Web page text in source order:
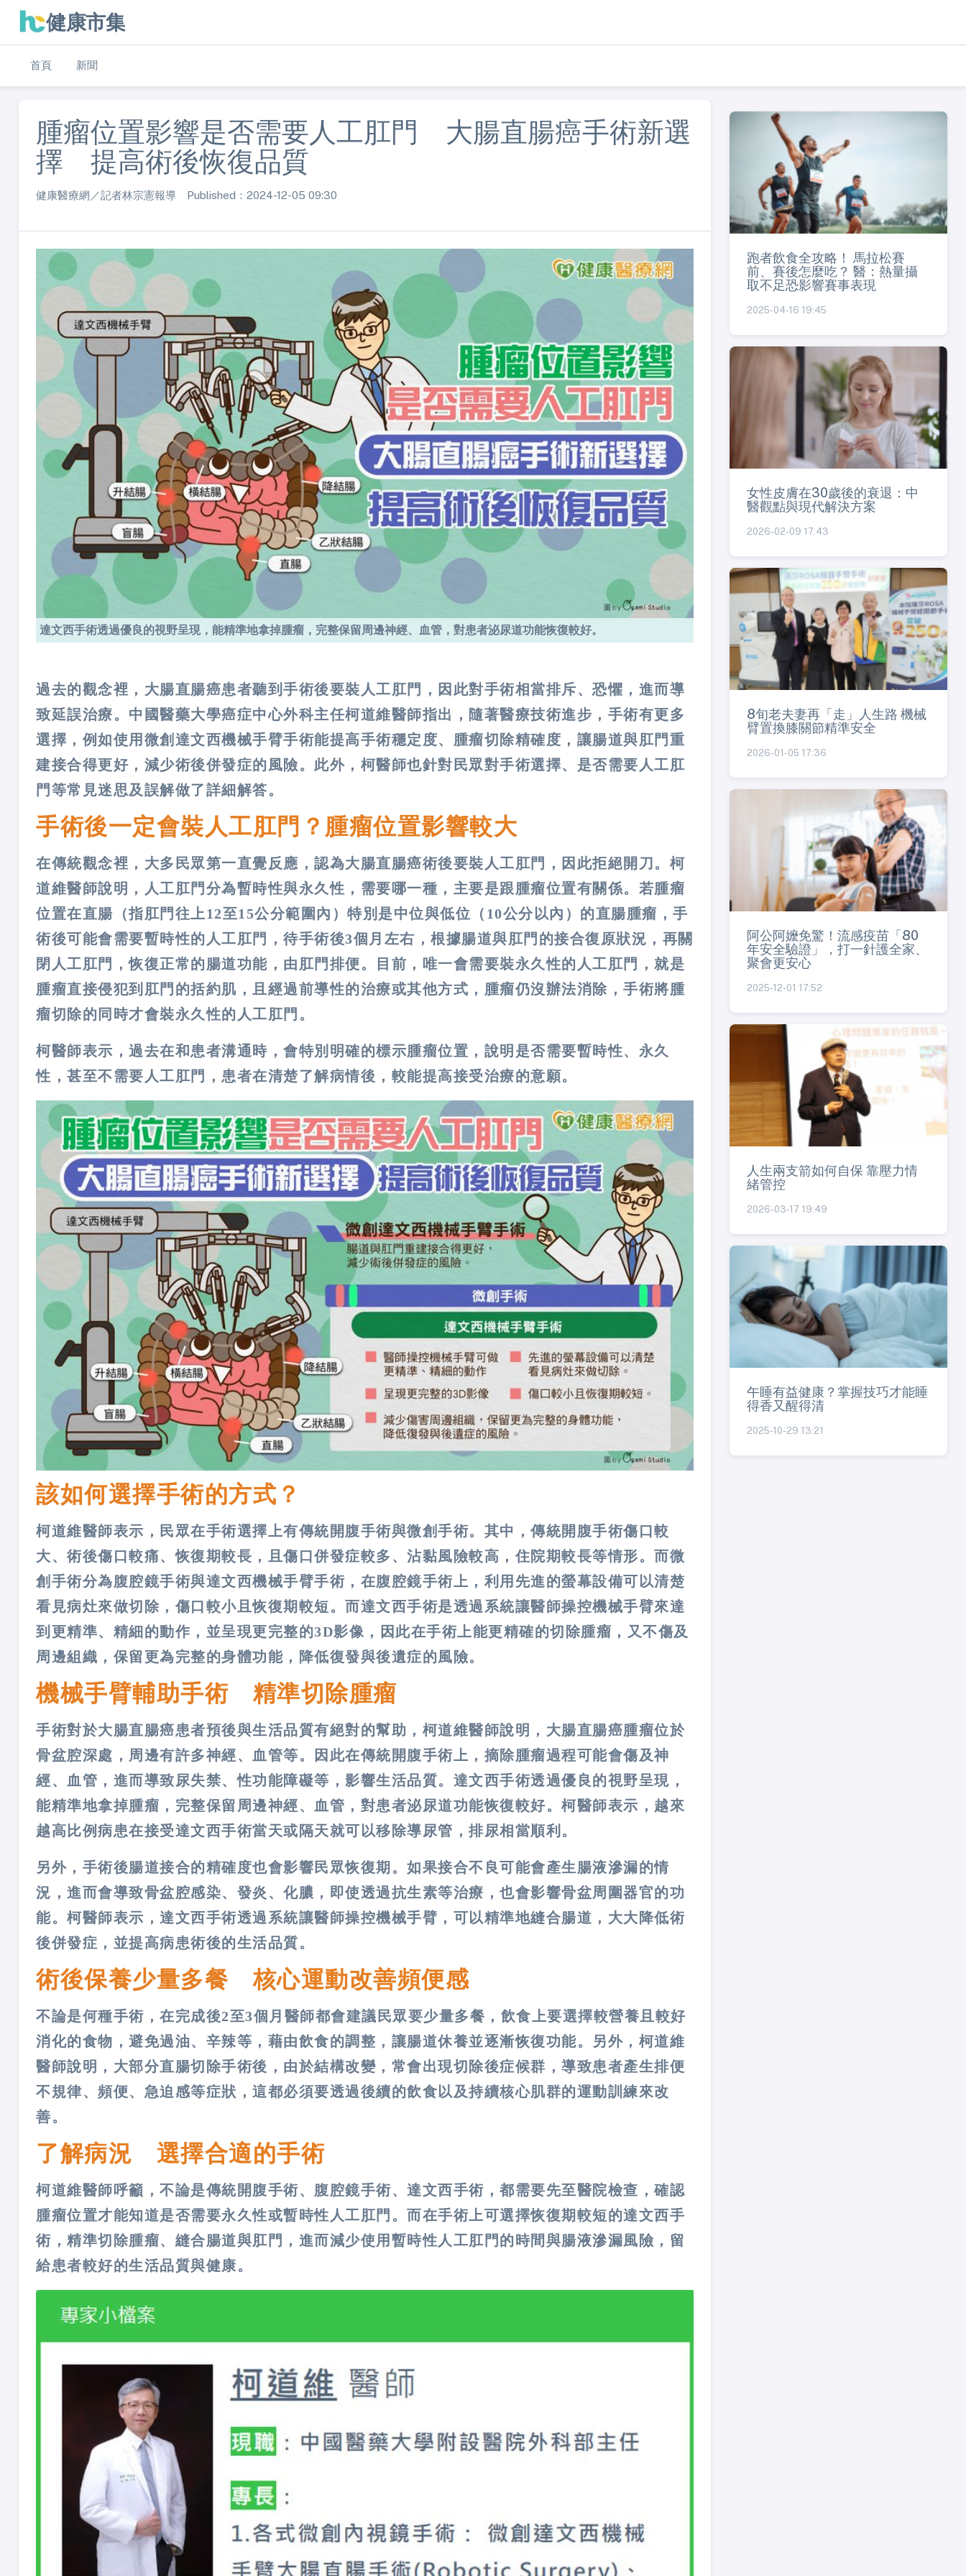
健康市集
首頁 新聞
腫瘤位置影響是否需要人工肛門 大腸直腸癌手術新選
擇 提高術後恢復品質
健康醫療網／記者林宗憲報導 Published：2024-12-05 09:30
達文西手術透過優良的視野呈現，能精準地拿掉腫瘤，完整保留周邊神經、血管，對患者泌尿道功能恢復較好。
過去的觀念裡，大腸直腸癌患者聽到手術後要裝人工肛門，因此對手術相當排斥、恐懼，進而導
致延誤治療。中國醫藥大學癌症中心外科主任柯道維醫師指出，隨著醫療技術進步，手術有更多
選擇，例如使用微創達文西機械手臂手術能提高手術穩定度、腫瘤切除精確度，讓腸道與肛門重
建接合得更好，減少術後併發症的風險。此外，柯醫師也針對民眾對手術選擇、是否需要人工肛
門等常見迷思及誤解做了詳細解答。
手術後一定會裝人工肛門？腫瘤位置影響較大
在傳統觀念裡，大多民眾第一直覺反應，認為大腸直腸癌術後要裝人工肛門，因此拒絕開刀。柯
道維醫師說明，人工肛門分為暫時性與永久性，需要哪一種，主要是跟腫瘤位置有關係。若腫瘤
位置在直腸（指肛門往上12至15公分範圍內）特別是中位與低位（10公分以內）的直腸腫瘤，手
術後可能會需要暫時性的人工肛門，待手術後3個月左右，根據腸道與肛門的接合復原狀況，再關
閉人工肛門，恢復正常的腸道功能，由肛門排便。目前，唯一會需要裝永久性的人工肛門，就是
腫瘤直接侵犯到肛門的括約肌，且經過前導性的治療或其他方式，腫瘤仍沒辦法消除，手術將腫
瘤切除的同時才會裝永久性的人工肛門。
柯醫師表示，過去在和患者溝通時，會特別明確的標示腫瘤位置，說明是否需要暫時性、永久
性，甚至不需要人工肛門，患者在清楚了解病情後，較能提高接受治療的意願。
該如何選擇手術的方式？
柯道維醫師表示，民眾在手術選擇上有傳統開腹手術與微創手術。其中，傳統開腹手術傷口較
大、術後傷口較痛、恢復期較長，且傷口併發症較多、沾黏風險較高，住院期較長等情形。而微
創手術分為腹腔鏡手術與達文西機械手臂手術，在腹腔鏡手術上，利用先進的螢幕設備可以清楚
看見病灶來做切除，傷口較小且恢復期較短。而達文西手術是透過系統讓醫師操控機械手臂來達
到更精準、精細的動作，並呈現更完整的3D影像，因此在手術上能更精確的切除腫瘤，又不傷及
周邊組織，保留更為完整的身體功能，降低復發與後遺症的風險。
機械手臂輔助手術 精準切除腫瘤
手術對於大腸直腸癌患者預後與生活品質有絕對的幫助，柯道維醫師說明，大腸直腸癌腫瘤位於
骨盆腔深處，周邊有許多神經、血管等。因此在傳統開腹手術上，摘除腫瘤過程可能會傷及神
經、血管，進而導致尿失禁、性功能障礙等，影響生活品質。達文西手術透過優良的視野呈現，
能精準地拿掉腫瘤，完整保留周邊神經、血管，對患者泌尿道功能恢復較好。柯醫師表示，越來
越高比例病患在接受達文西手術當天或隔天就可以移除導尿管，排尿相當順利。
另外，手術後腸道接合的精確度也會影響民眾恢復期。如果接合不良可能會產生腸液滲漏的情
況，進而會導致骨盆腔感染、發炎、化膿，即使透過抗生素等治療，也會影響骨盆周圍器官的功
能。柯醫師表示，達文西手術透過系統讓醫師操控機械手臂，可以精準地縫合腸道，大大降低術
後併發症，並提高病患術後的生活品質。
術後保養少量多餐 核心運動改善頻便感
不論是何種手術，在完成後2至3個月醫師都會建議民眾要少量多餐，飲食上要選擇較營養且較好
消化的食物，避免過油、辛辣等，藉由飲食的調整，讓腸道休養並逐漸恢復功能。另外，柯道維
醫師說明，大部分直腸切除手術後，由於結構改變，常會出現切除後症候群，導致患者產生排便
不規律、頻便、急迫感等症狀，這都必須要透過後續的飲食以及持續核心肌群的運動訓練來改
善。
了解病況 選擇合適的手術
柯道維醫師呼籲，不論是傳統開腹手術、腹腔鏡手術、達文西手術，都需要先至醫院檢查，確認
腫瘤位置才能知道是否需要永久性或暫時性人工肛門。而在手術上可選擇恢復期較短的達文西手
術，精準切除腫瘤、縫合腸道與肛門，進而減少使用暫時性人工肛門的時間與腸液滲漏風險，留
給患者較好的生活品質與健康。
跑者飲食全攻略！ 馬拉松賽
前、賽後怎麼吃？ 醫：熱量攝
取不足恐影響賽事表現
2025-04-16 19:45
女性皮膚在30歲後的衰退：中
醫觀點與現代解決方案
2026-02-09 17:43
8旬老夫妻再「走」人生路 機械
臂置換膝關節精準安全
2026-01-05 17:36
阿公阿嬤免驚！流感疫苗「80
年安全驗證」，打一針護全家、
聚會更安心
2025-12-01 17:52
人生兩支箭如何自保 靠壓力情
緒管控
2026-03-17 19:49
午睡有益健康？掌握技巧才能睡
得香又醒得清
2025-10-29 13:21